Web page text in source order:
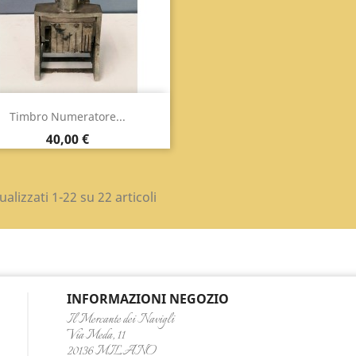
Timbro Numeratore...
Prezzo
40,00 €
 Anteprima
1-22 su 22 articoli
INFORMAZIONI NEGOZIO
Il Mercante dei Navigli
Via Meda, 11
20136 MILANO